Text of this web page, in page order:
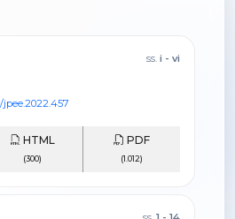
ss. i - vi
jpee.2022.457
HTML
(300)
PDF
(1.012)